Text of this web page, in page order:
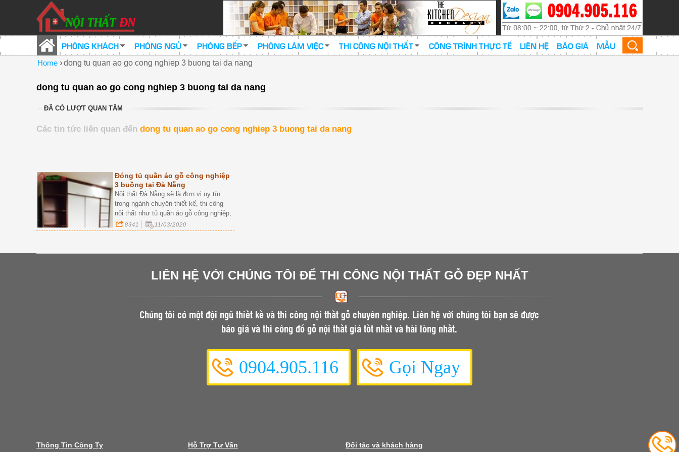
PHÒNG KHÁCH PHÒNG NGỦ PHÒNG BẾP PHÒNG LÀM VIỆC THI CÔNG NỘI THẤT CÔNG TRÌNH THỰC TẾ LIÊN HỆ BÁO GIÁ MẪU
Home ›dong tu quan ao go cong nghiep 3 buong tai da nang
dong tu quan ao go cong nghiep 3 buong tai da nang
ĐÃ CÓ LƯỢT QUAN TÂM
Các tin tức liên quan đến dong tu quan ao go cong nghiep 3 buong tai da nang
Đóng tủ quần áo gỗ công nghiệp
3 buồng tại Đà Nẵng
Nội thất Đà Nẵng sẽ là đơn vị uy tín
trong ngành chuyên thiết kế, thi công
nội thất như tủ quần áo gỗ công nghiệp,
giường ngủ, tủ đầu giường, bàn trang
điểm ...trong nội thất phòng ngủ đẹp
8341 11/03/2020
LIÊN HỆ VỚI CHÚNG TÔI ĐỂ THI CÔNG NỘI THẤT GỖ ĐẸP NHẤT
Chúng tôi có một đội ngũ thiết kế và thi công nội thất gỗ chuyên nghiệp. Liên hệ với chúng tôi bạn sẽ được
báo giá và thi công đồ gỗ nội thất giá tốt nhất và hài lòng nhất.
0904.905.116 Gọi Ngay
Thông Tin Công Ty Hỗ Trợ Tư Vấn Đối tác và khách hàng